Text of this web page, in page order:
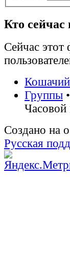
Кто
Сейчас этот
Группы •
Часовой
Создано на
Русская